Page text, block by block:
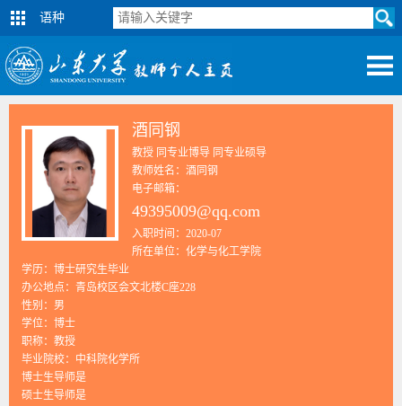
语种
酒同钢
教授 同专业博导 同专业硕导
教师姓名：酒同钢
电子邮箱：
49395009@qq.com
入职时间：2020-07
所在单位：化学与化工学院
学历：博士研究生毕业
办公地点：青岛校区会文北楼C座228
性别：男
学位：博士
职称：教授
毕业院校：中科院化学所
博士生导师是
硕士生导师是